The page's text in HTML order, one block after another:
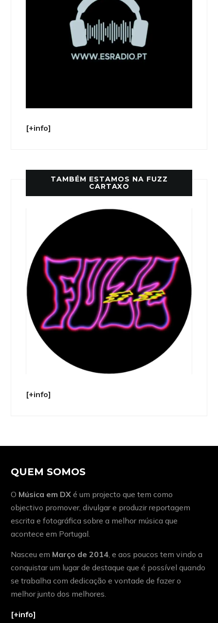
[+info]
TAMBÉM ESTAMOS NA FUZZ
CARTAXO
[+info]
QUEM SOMOS
O Música em DX é um projecto que tem como
objectivo promover, divulgar e produzir reportagem
escrita e fotográfica sobre a melhor música que
acontece em Portugal.
Nasceu em Março de 2014, e aos poucos tem vindo a
conquistar um lugar de destaque que é possível quando
se trabalha com dedicação e vontade de fazer o
melhor junto dos melhores.
[+info]